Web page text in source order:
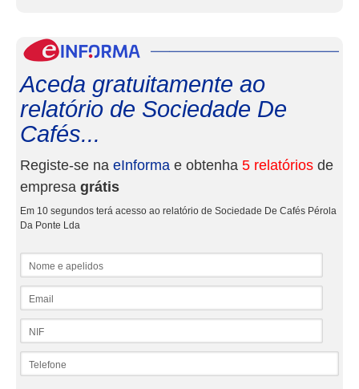
Aceda gratuitamente ao
relatório de Sociedade De
Cafés...
Registe-se na eInforma e obtenha 5 relatórios de
empresa grátis
Em 10 segundos terá acesso ao relatório de Sociedade De Cafés Pérola
Da Ponte Lda